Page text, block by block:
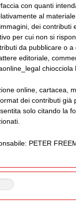
con quanti
al
dei contributi
per cui non si
da pubblicare o a
editoriale,
chiocciola
online, cartacea,
dei contributi già
solo citando la
PETER